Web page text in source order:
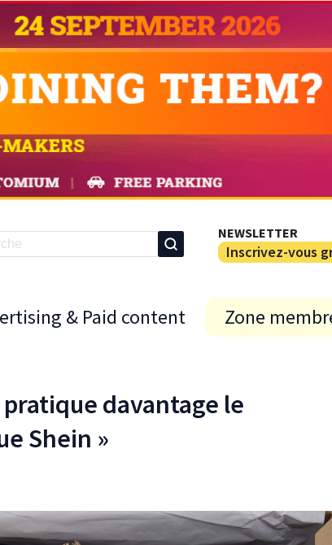
NEWSLETTER
Inscrivez-vous
& Paid content Zone
davantage le
Shein »